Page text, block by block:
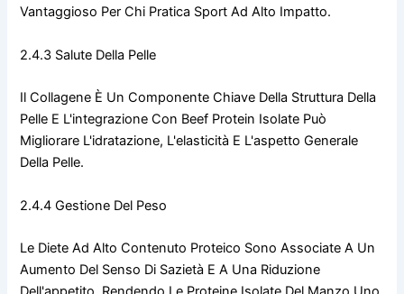
Vantaggioso Per Chi Pratica Sport Ad Alto Impatto.
2.4.3 Salute Della Pelle
Il Collagene È Un Componente Chiave Della Struttura Della
Pelle E L'integrazione Con Beef Protein Isolate Può
Migliorare L'idratazione, L'elasticità E L'aspetto Generale
Della Pelle.
2.4.4 Gestione Del Peso
Le Diete Ad Alto Contenuto Proteico Sono Associate A Un
Aumento Del Senso Di Sazietà E A Una Riduzione